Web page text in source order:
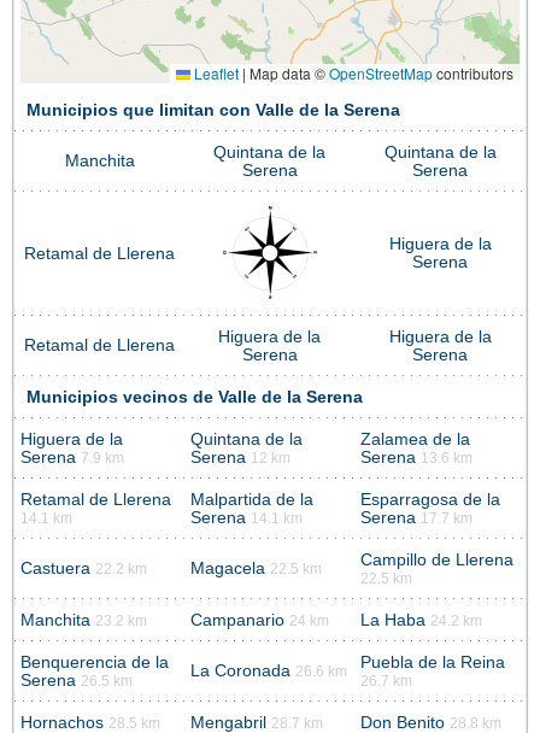
Leaflet | Map data ©OpenStreetMapcontributors
Municipios que limitan con Valle de la Serena
Manchita
Quintana de la
Serena
Quintana de la
Serena
Retamal de Llerena
Higuera de la
Serena
Retamal de Llerena
Higuera de la
Serena
Higuera de la
Serena
Municipios vecinos de Valle de la Serena
Higuera de la
Serena 7.9 km
Quintana de la
Serena 12 km
Zalamea de la
Serena 13.6 km
Retamal de Llerena
14.1 km
Malpartida de la
Serena 14.1 km
Esparragosa de la
Serena 17.7 km
Castuera 22.2 km Magacela 22.5 km Campillo de Llerena
22.5 km
Manchita 23.2 km Campanario 24 km La Haba 24.2 km
Benquerencia de la
Serena 26.5 km
La Coronada 26.6 km Puebla de la Reina
26.7 km
Hornachos 28.5 km Mengabril 28.7 km Don Benito 28.8 km